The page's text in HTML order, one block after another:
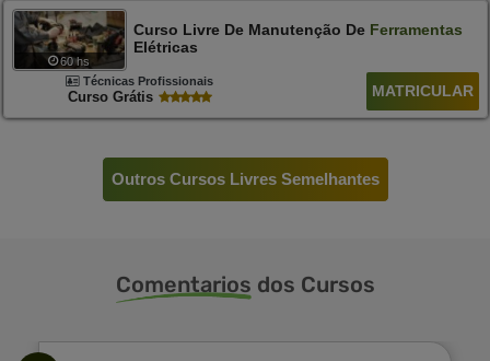
60 hs
Curso Livre De Manutenção De Ferramentas
Elétricas
Técnicas Profissionais
Curso Grátis MATRICULAR
Outros Cursos Livres Semelhantes
Comentarios dos Cursos